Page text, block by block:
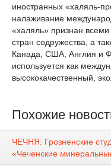
иностранных «халяль-
налаживание
«халяль» признан
стран содружества, а
Канада, США, Англия и
используется как
высококачественный,
Похожие
ЧЕЧНЯ. Грозненские
«Чеченские